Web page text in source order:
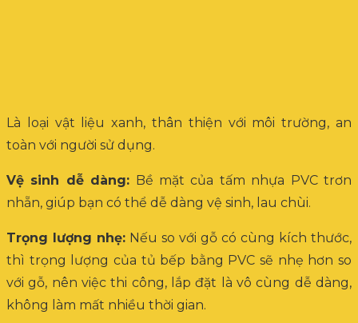
Là loại vật liệu xanh, thân thiện với môi trường, an
toàn với người sử dụng.
Vệ sinh dễ dàng: Bề mặt của tấm nhựa PVC trơn
nhẵn, giúp bạn có thể dễ dàng vệ sinh, lau chùi.
Trọng lượng nhẹ: Nếu so với gỗ có cùng kích thước,
thì trọng lượng của tủ bếp bằng PVC sẽ nhẹ hơn so
với gỗ, nên việc thi công, lắp đặt là vô cùng dễ dàng,
không làm mất nhiều thời gian.